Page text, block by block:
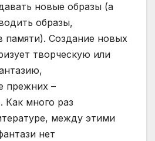
новые образы (а
образы,
памяти). Создание новых
творческую или
прежних –
Как много раз
между этими
нет